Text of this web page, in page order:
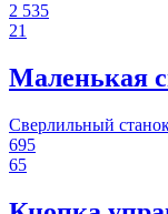
2 535
21
Маленькая
Сверлильный
695
65